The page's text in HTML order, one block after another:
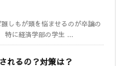
しもが頭を悩ませるのが卒論の
特に経済学部の学生 ...
れるの？対策は？